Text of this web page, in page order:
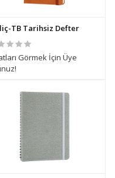
TB Tarihsiz Defter
Görmek İçin Üye